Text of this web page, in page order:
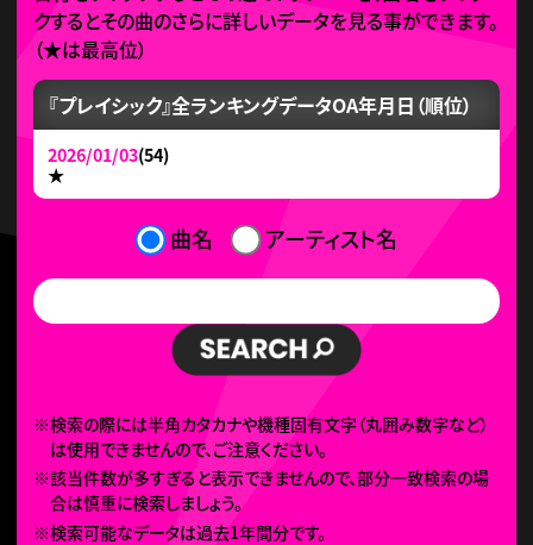
クするとその曲のさらに詳しいデータを見る事ができます。
（★は最高位）
『プレイシック』全ランキングデータOA年月日（順位）
2026/01/03(54)
★
曲名 アーティスト名
※検索の際には半角カタカナや機種固有文字（丸囲み数字など）
は使用できませんので、ご注意ください。
※該当件数が多すぎると表示できませんので、部分一致検索の場
合は慎重に検索しましょう。
※検索可能なデータは過去1年間分です。